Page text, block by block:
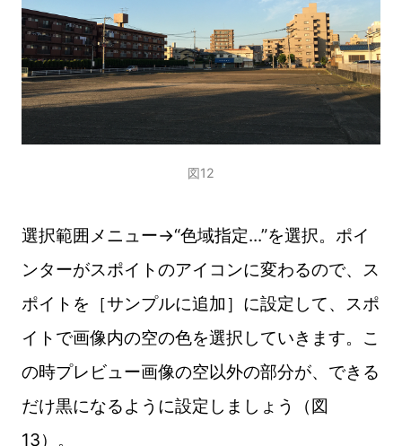
図12
選択範囲メニュー→“色域指定...”を選択。ポイ
ンターがスポイトのアイコンに変わるので、ス
ポイトを［サンプルに追加］に設定して、スポ
イトで画像内の空の色を選択していきます。こ
の時プレビュー画像の空以外の部分が、できる
だけ黒になるように設定しましょう（図
13）。